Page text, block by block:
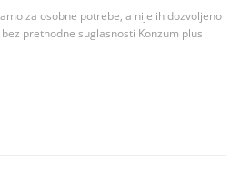
za osobne potrebe, a nije ih dozvoljeno
prethodne suglasnosti Konzum plus